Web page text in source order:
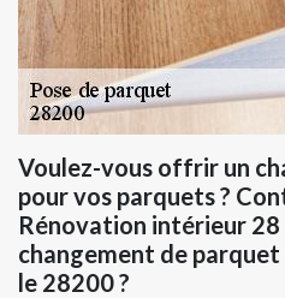
Voulez-vous offrir un
pour vos parquets ?
Rénovation intérieur
changement de parquet
le 28200 ?